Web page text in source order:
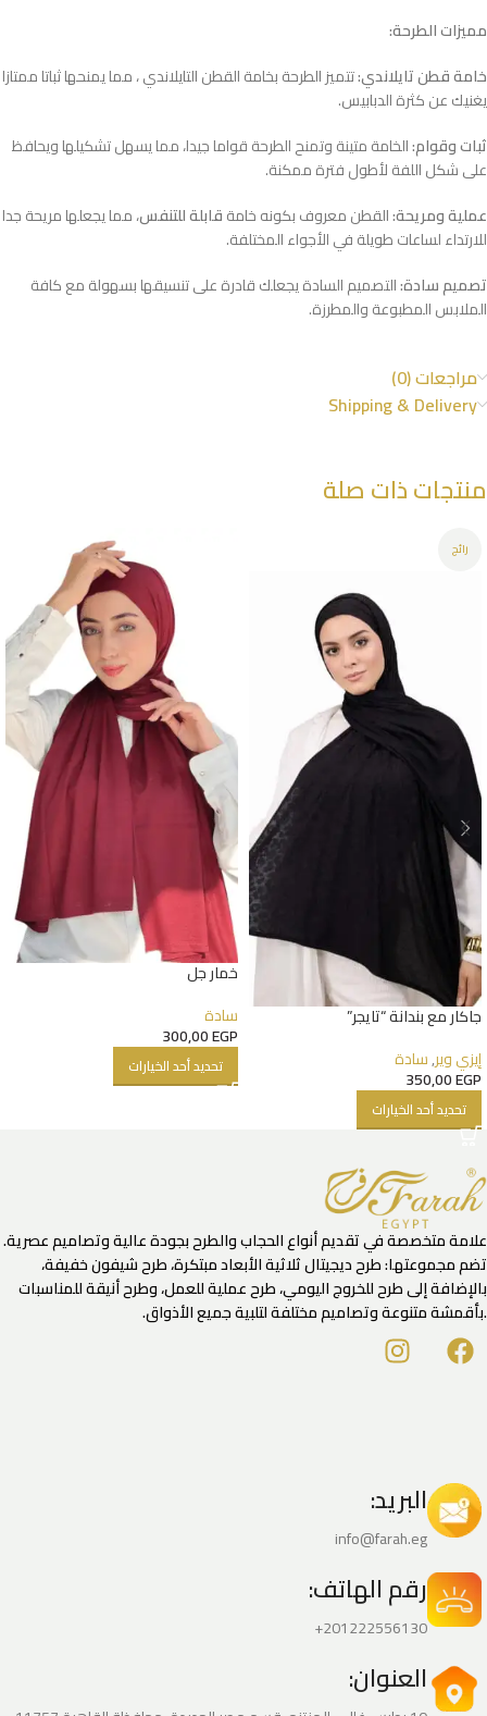
مميزات الطرحة:
خامة قطن تايلاندي:تتميز الطرحة بخامة القطن التايلاندي ، مما يمنحها ثباتا ممتازا
يغنيك عن كثرة الدبابيس.
ثبات وقوام:الخامة متينة وتمنح الطرحة قواما جيدا، مما يسهل تشكيلها ويحافظ
على شكل اللفة لأطول فترة ممكنة.
عملية ومريحة:القطن معروف بكونه خامةقابلة للتنفس، مما يجعلها مريحة جدا
للارتداء لساعات طويلة في الأجواء المختلفة.
تصميم سادة:التصميم السادة يجعلك قادرة على تنسيقها بسهولة مع كافة
الملابس المطبوعة والمطرزة.
مراجعات (0)
Shipping & Delivery
منتجات ذات صلة
رائج
جاكار مع بندانة “تايجر”
إيزي وير,سادة
350,00EGP
تحديد أحد الخيارات
خمار جل
سادة
300,00EGP
تحديد أحد الخيارات
علامة متخصصة في تقديم أنواع الحجاب والطرح بجودة عالية وتصاميم عصرية.
تضم مجموعتها: طرح ديجيتال ثلاثية الأبعاد مبتكرة، طرح شيفون خفيفة،
بالإضافة إلى طرح للخروج اليومي، طرح عملية للعمل، وطرح أنيقة للمناسبات
.بأقمشة متنوعة وتصاميم مختلفة لتلبية جميع الأذواق.
البريد:
info@farah.eg
رقم الهاتف:
201222556130+
العنوان: